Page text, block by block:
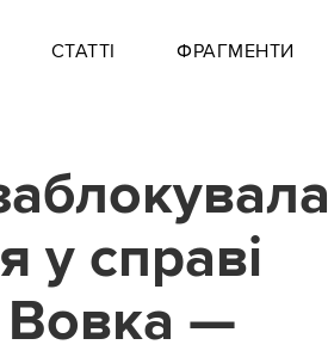
СТАТТІ ФРАГМЕНТИ
у справі
—